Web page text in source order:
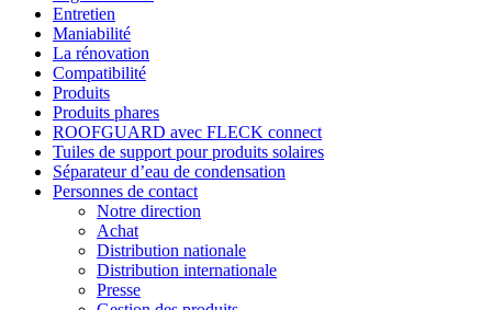
Entretien
Maniabilité
La rénovation
Compatibilité
Produits
Produits phares
ROOFGUARD avec FLECK connect
Tuiles de support pour produits solaires
Séparateur d’eau de condensation
Personnes de contact
Notre direction
Achat
Distribution nationale
Distribution internationale
Presse